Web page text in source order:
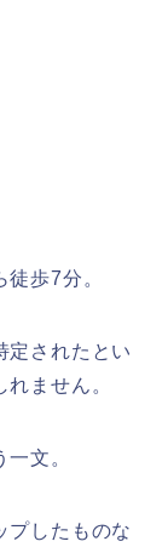
歩7分。
定されたとい
ません。
文。
プしたものな